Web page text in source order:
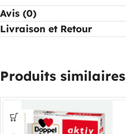
Avis (0)
Livraison et Retour
Produits similaires